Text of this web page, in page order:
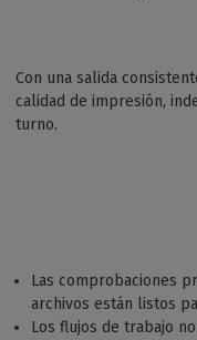
Con una salida
calidad de impresión,
turno.
Las comprobaciones
archivos están listos
Los flujos de trabajo